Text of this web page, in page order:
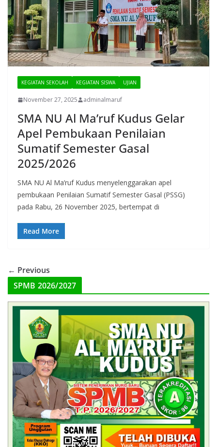
KEGIATAN SEKOLAH KEGIATAN SISWA UJIAN
November 27, 2025 adminalmaruf
SMA NU Al Ma’ruf Kudus Gelar
Apel Pembukaan Penilaian
Sumatif Semester Gasal
2025/2026
SMA NU Al Ma’ruf Kudus menyelenggarakan apel
pembukaan Penilaian Sumatif Semester Gasal (PSSG)
pada Rabu, 26 November 2025, bertempat di
Read More
← Previous
SPMB 2026/2027